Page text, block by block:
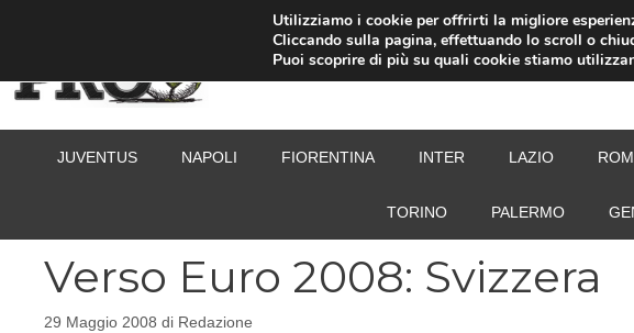
JUVENTUS NAPOLI FIORENTINA INTER LAZIO
TORINO PALERMO
Verso Euro 2008: Svizzera
29 Maggio 2008 di Redazione
Utilizziamo i cookie per offrirti la migliore
Cliccando sulla pagina, effettuando lo scroll o
Puoi scoprire di più su quali cookie stiamo